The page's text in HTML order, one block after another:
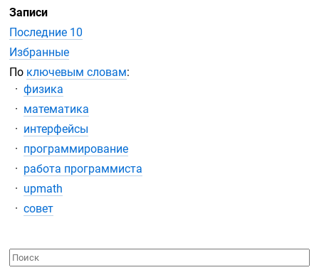
Записи
Последние 10
Избранные
По ключевым словам:
физика
математика
интерфейсы
программирование
работа программиста
upmath
совет